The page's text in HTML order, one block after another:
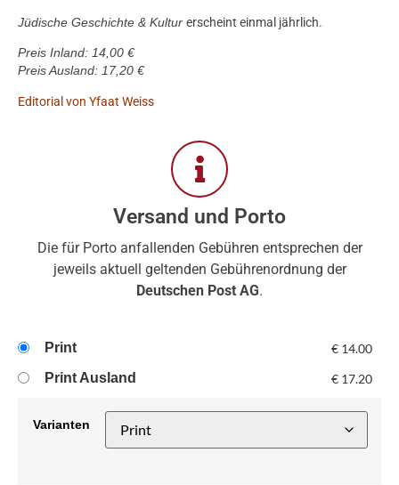
Jüdische Geschichte & Kultur erscheint einmal jährlich.
Preis Inland: 14,00 €
Preis Ausland: 17,20 €
Editorial von Yfaat Weiss
Versand und Porto
Die für Porto anfallenden Gebühren entsprechen der
jeweils aktuell geltenden Gebührenordnung der
Deutschen Post AG.
Print € 14.00
Print Ausland
€ 17.20
Varianten